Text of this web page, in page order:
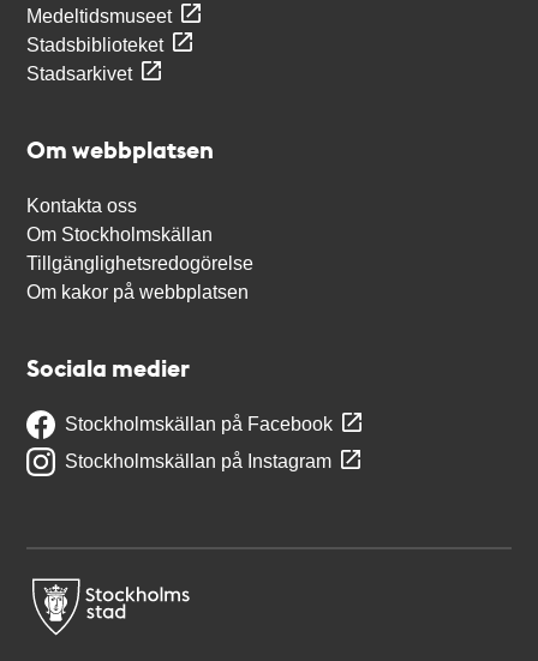
Medeltidsmuseet
Stadsbiblioteket
Stadsarkivet
Om webbplatsen
Kontakta oss
Om Stockholmskällan
Tillgänglighetsredogörelse
Om kakor på webbplatsen
Sociala medier
Stockholmskällan på Facebook
Stockholmskällan på Instagram